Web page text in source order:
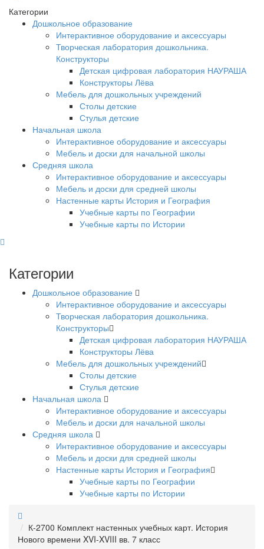
Категории
Дошкольное образование
Интерактивное оборудование и аксессуары
Творческая лаборатория дошкольника.
Конструкторы
Детская цифровая лаборатория НАУРАША
Конструкторы Лёва
Мебель для дошкольных учреждений
Столы детские
Стулья детские
Начальная школа
Интерактивное оборудование и аксессуары
Мебель и доски для начальной школы
Средняя школа
Интерактивное оборудование и аксессуары
Мебель и доски для средней школы
Настенные карты История и География
Учебные карты по Географии
Учебные карты по Истории
Категории
Дошкольное образование
Интерактивное оборудование и аксессуары
Творческая лаборатория дошкольника.
Конструкторы
Детская цифровая лаборатория НАУРАША
Конструкторы Лёва
Мебель для дошкольных учреждений
Столы детские
Стулья детские
Начальная школа
Интерактивное оборудование и аксессуары
Мебель и доски для начальной школы
Средняя школа
Интерактивное оборудование и аксессуары
Мебель и доски для средней школы
Настенные карты История и География
Учебные карты по Географии
Учебные карты по Истории
К-2700 Комплект настенных учебных карт. История
Нового времени XVI-XVIII вв. 7 класс